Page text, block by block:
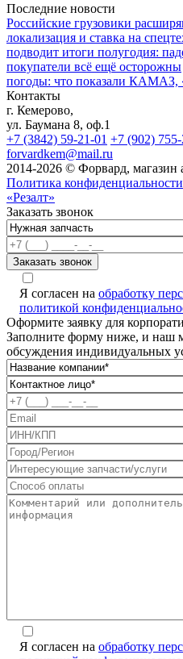
Последние новости
Российские грузовики
локализация и ставка на
подводит итоги полугодия:
покупатели всё ещё осторожны
погоды: что показали КАМАЗ,
Контакты
г. Кемерово,
ул. Баумана 8, оф.1
+7 (3842) 59-21-01 +7 (902) 755-
forvardkem@mail.ru
2014-2026 © Форвард, магазин
Политика конфиденциальности
«Резалт»
Заказать звонок
Я согласен на обработку
политикой
Оформите заявку для
Заполните форму ниже, и наш
обсуждения индивидуальных
Я согласен на обработку